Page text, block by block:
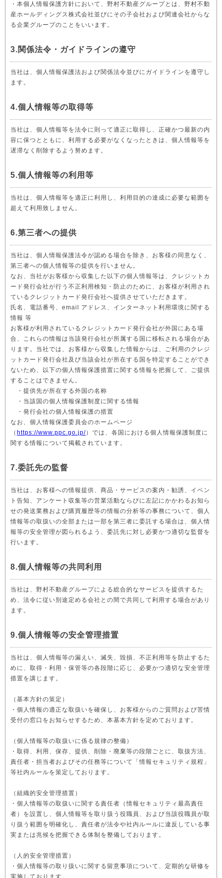
・本個人情報保護方針において、野村不動産グループとは、野村不動
産ホールディングス株式会社並びにその子会社および関連会社からな
る企業グループのことをいいます。
3.関係法令・ガイドラインの遵守
当社は、個人情報保護法および関係法令並びにガイドラインを遵守し
ます。
4.個人情報等の取得等
当社は、個人情報等を法令に則って適正に取得し、正確かつ最新の内
容に保つとともに、利用する必要がなくなったときは、個人情報等を
遅滞なく削除するよう努めます。
5.個人情報等の利用等
当社は、個人情報等を適正に利用し、利用目的の達成に必要な範囲を
超えて利用致しません。
6.第三者への提供
当社は、個人情報保護法令が認める場合を除き、お客様の同意なく、
第三者への個人情報等の提供を行いません。
なお、当社がお客様から収集した以下の個人情報等は、クレジットカ
ード発行会社が行う不正利用検知・防止のために、お客様が利用され
ているクレジットカード発行会社へ提供させていただきます。
氏名、電話番号、email アドレス、インターネット利用環境に関する
情報 等
お客様が利用されているクレジットカード発行会社が外国にある場
合、これらの情報は当該発行会社が所属する国に移転される場合があ
ります。当社では、お客様から収集した情報からは、ご利用のクレジ
ットカード発行会社及び当該会社が所在する国を特定することができ
ないため、以下の個人情報保護措置に関する情報を把握して、ご提供
することはできません。
・提供先が所在する外国の名称
・当該国の個人情報保護制度に関する情報
・発行会社の個人情報保護の措置
なお、個人情報保護委員会のホームページ
（ https://www.ppc.go.jp/）では、各国における個人情報保護制度に
関する情報について掲載されています。
7.委託先の監督
当社は、お客様への情報提供、商品・サービスの案内・勧誘、イベン
ト告知、アンケート収集等の営業活動ならびに左記にかかわるお知ら
せの発送業務および購買履歴等の情報の分析等の事務について、個人
情報等の取扱いの全部または一部を第三者に委託する場合は、個人情
報等の安全管理が図られるよう、委託先に対し必要かつ適切な監督を
行います。
8.個人情報等の共同利用
当社は、野村不動産グループによる総合的なサービスを提供するた
め、法令に従い別途定める会社との間で共同して利用する場合があり
ます。
9.個人情報等の安全管理措置
当社は、個人情報等の漏えい、滅失、毀損、不正利用等を防止するた
めに、取得・利用・保管等の各段階に応じ、必要かつ適切な安全管理
措置を講じます。
（基本方針の策定）
・個人情報の適正な取扱いを確保し、お客様からのご質問および苦情
受付の窓口をお知らせするため、本基本方針を定めております。
（個人情報等の取扱いに係る規律の整備）
・取得、利用、保存、提供、削除・廃棄等の段階ごとに、取扱方法、
責任者・担当者およびその任務等について「情報セキュリティ規程」
等社内ルールを策定しております。
（組織的安全管理措置）
・個人情報等の取扱いに関する責任者（情報セキュリティ最高責任
者）を設置し、個人情報等を取り扱う役職員、および当該役職員が取
り扱う範囲を明確化し、責任者が法令や社内ルールに違反している事
実または兆候を把握できる体制を整備しております。
（人的安全管理措置）
・個人情報等の取り扱いに関する留意事項について、定期的な研修を
実施しております。